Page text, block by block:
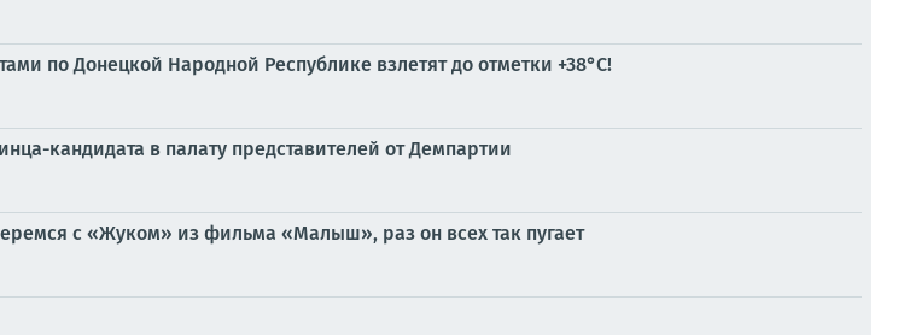
по Донецкой Народной Республике взлетят до отметки +38°C!
кандидата в палату представителей от Демпартии
с «Жуком» из фильма «Малыш», раз он всех так пугает